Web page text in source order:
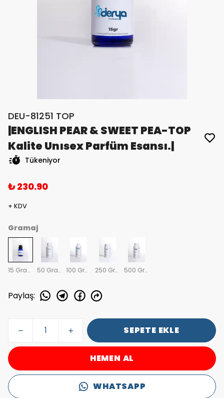
DEU-81251 TOP
|ENGLISH PEAR & SWEET PEA-TOP
Kalite Unısex Parfüm Esansı.|
Tükeniyor
₺ 230.90
+ KDV
Gramaj
15 Gram 50 Gram 100 Gram 250 Gram 500 Gram
Paylaş:
SEPETE EKLE
HEMEN AL
WHATSAPP